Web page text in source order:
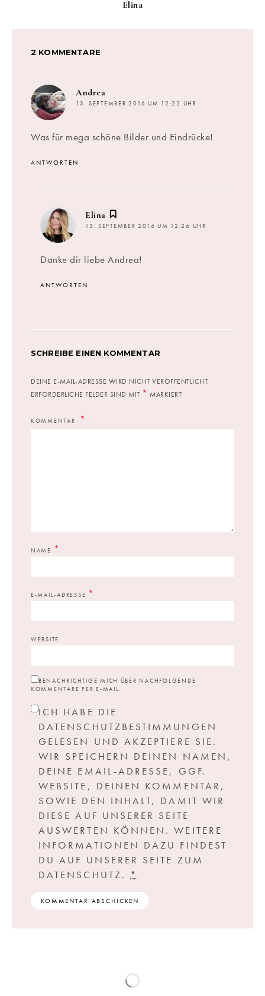
Elina
2 KOMMENTARE
Andrea
13. SEPTEMBER 2016 UM 12:22 UHR
Was für mega schöne Bilder und Eindrücke!
ANTWORTEN
Elina
13. SEPTEMBER 2016 UM 12:26 UHR
Danke dir liebe Andrea!
ANTWORTEN
SCHREIBE EINEN KOMMENTAR
DEINE E-MAIL-ADRESSE WIRD NICHT VERÖFFENTLICHT.
ERFORDERLICHE FELDER SIND MIT * MARKIERT
KOMMENTAR
NAME *
E-MAIL-ADRESSE *
WEBSITE
BENACHRICHTIGE MICH ÜBER NACHFOLGENDE
KOMMENTARE PER E-MAIL.
ICH HABE DIE
DATENSCHUTZBESTIMMUNGEN
GELESEN UND AKZEPTIERE SIE.
WIR SPEICHERN DEINEN NAMEN,
DEINE EMAIL-ADRESSE, GGF.
WEBSITE, DEINEN KOMMENTAR,
SOWIE DEN INHALT, DAMIT WIR
DIESE AUF UNSERER SEITE
AUSWERTEN KÖNNEN. WEITERE
INFORMATIONEN DAZU FINDEST
DU AUF UNSERER SEITE ZUM
DATENSCHUTZ. *